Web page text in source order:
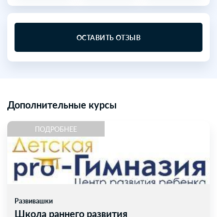
ОСТАВИТЬ ОТЗЫВ
Дополнительные курсы
ПОДРОБНЕЕ
Развивашки
Школа раннего развития